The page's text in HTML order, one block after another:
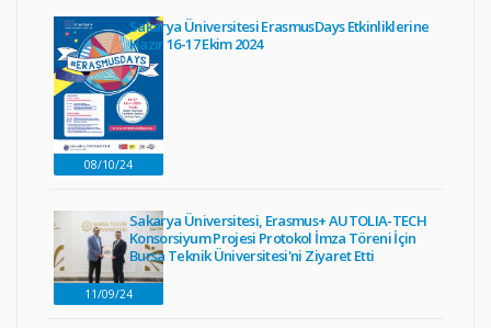
08/10/24
Sakarya Üniversitesi ErasmusDays Etkinliklerine
Hazır 16-17 Ekim 2024
11/09/24
Sakarya Üniversitesi, Erasmus+ AUTOLIA-TECH
Konsorsiyum Projesi Protokol İmza Töreni İçin
Bursa Teknik Üniversitesi'ni Ziyaret Etti